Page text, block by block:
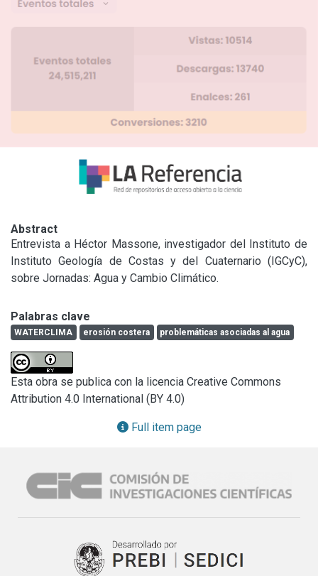
Abstract
Entrevista a Héctor Massone, investigador del Instituto de
Instituto Geología de Costas y del Cuaternario (IGCyC),
sobre Jornadas: Agua y Cambio Climático.
Palabras clave
WATERCLIMA erosión costera problemáticas asociadas al agua
Esta obra se publica con la licencia Creative Commons
Attribution 4.0 International (BY 4.0)
Full item page